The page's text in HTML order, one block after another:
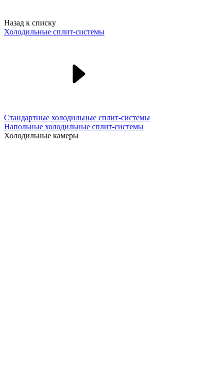
Назад к списку
Холодильные сплит-системы
Стандартные холодильные сплит-системы
Напольные холодильные сплит-системы
Холодильные камеры